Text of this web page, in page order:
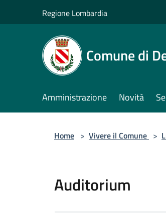
Regione Lombardia
Comune di
Amministrazione Novità
Home > Vivere il Comune >
Auditorium